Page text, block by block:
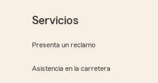
Servicios
Presenta un reclamo
Asistencia en la carretera